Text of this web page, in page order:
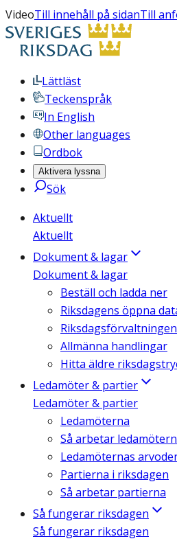
VideoTill innehåll på sidanTill
Lättläst
Teckenspråk
In English
Other languages
Ordbok
Aktivera lyssna
Sök
Aktuellt
Aktuellt
Dokument & lagar
Dokument & lagar
Beställ och ladda ner
Riksdagens öppna
Allmänna handlingar
Hitta äldre
Ledamöter & partier
Ledamöter & partier
Ledamöterna
Så arbetar
Ledamöternas
Partierna i riksdagen
Så arbetar partierna
Så fungerar riksdagen
Så fungerar riksdagen